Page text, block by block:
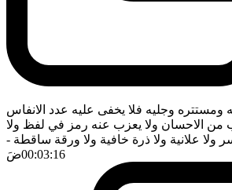
ومستتره وجليه فلا يخفى عليه عدد الانفاس
من الاحسان ولا يعزب عنه رمز في لفظ ولا
علانية ولا ذرة خافية ولا ورقة ساقطة -
00:03:16ضَ